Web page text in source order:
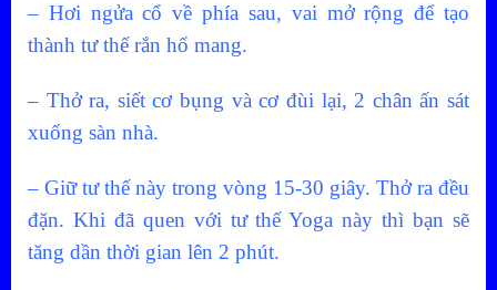
– Hơi ngửa cổ về phía sau, vai mở rộng để tạo
thành tư thế rắn hổ mang.
– Thở ra, siết cơ bụng và cơ đùi lại, 2 chân ấn sát
xuống sàn nhà.
– Giữ tư thế này trong vòng 15-30 giây. Thở ra đều
đặn. Khi đã quen với tư thế Yoga này thì bạn sẽ
tăng dần thời gian lên 2 phút.